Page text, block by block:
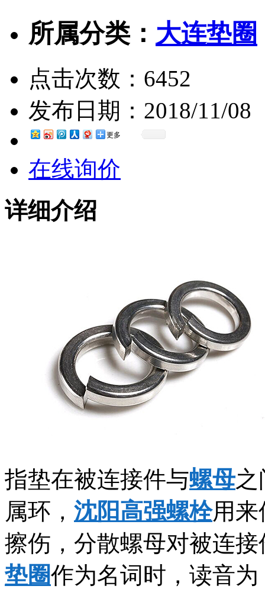
所属分类： 大连垫圈
点击次数： 6452
发布日期： 2018/11/08
更多
在线询价
详细介绍
指垫在被连接件与螺母
属环， 沈阳高强螺栓用来
擦伤，分散螺母对被连
垫圈作为名词时，读音